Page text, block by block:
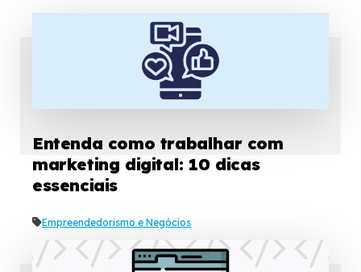
Entenda como trabalhar com
marketing digital: 10 dicas
essenciais
Empreendedorismo e Negócios